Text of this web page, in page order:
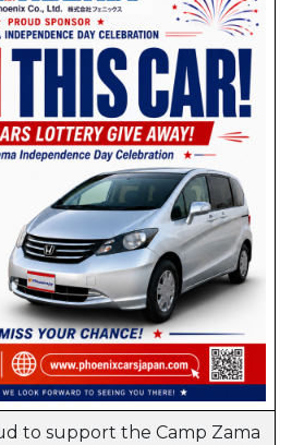
to support the Camp Zama